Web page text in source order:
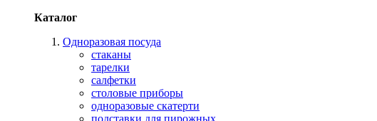
Каталог
Одноразовая посуда
стаканы
тарелки
салфетки
столовые приборы
одноразовые скатерти
подставки для пирожных